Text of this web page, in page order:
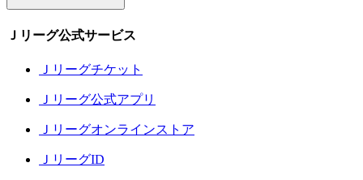
Ｊリーグ公式サービス
Ｊリーグチケット
Ｊリーグ公式アプリ
Ｊリーグオンラインストア
ＪリーグID